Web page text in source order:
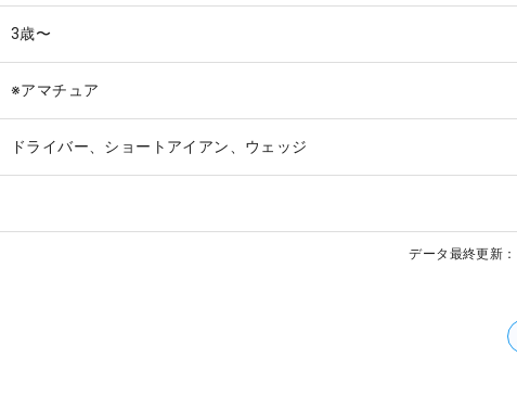
3歳〜
※アマチュア
ドライバー、ショートアイアン、ウェッジ
データ最終更新：